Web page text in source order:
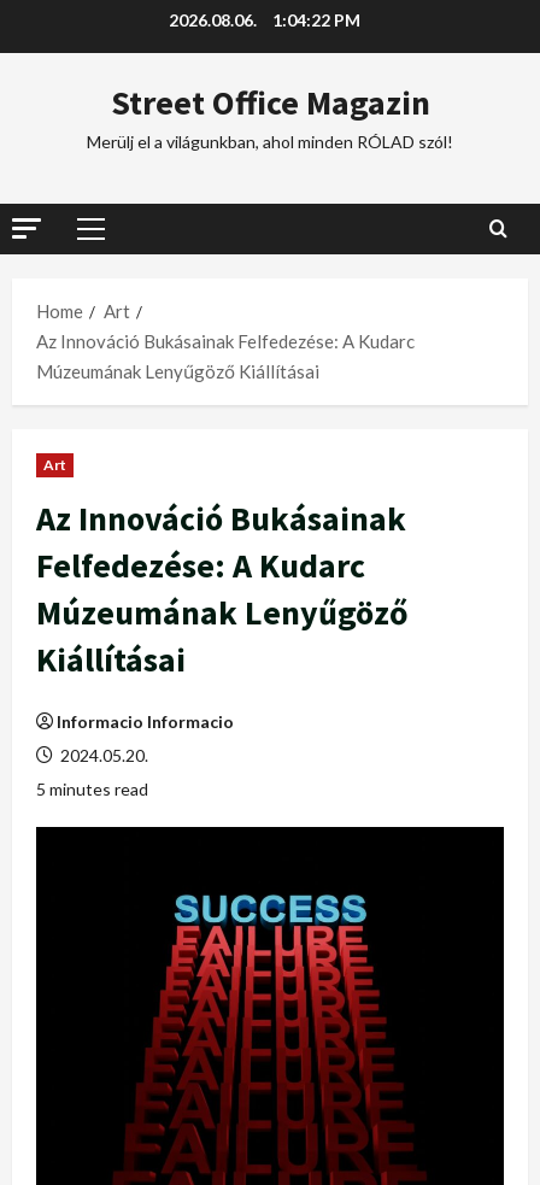
2026.08.06. 1:04:23 PM
Street Office Magazin
Merülj el a világunkban, ahol minden RÓLAD szól!
Home
Art
Az Innováció Bukásainak Felfedezése: A Kudarc
Múzeumának Lenyűgöző Kiállításai
Art
Az Innováció Bukásainak
Felfedezése: A Kudarc
Múzeumának Lenyűgöző
Kiállításai
Informacio Informacio
2024.05.20.
5 minutes read